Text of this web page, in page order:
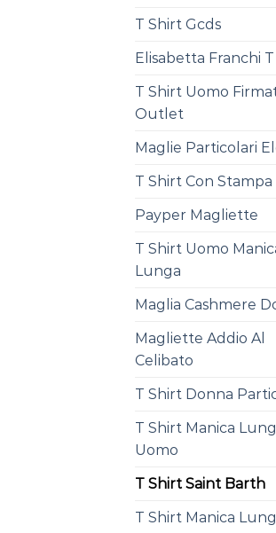
T Shirt Gcds
Elisabetta Franchi
T Shirt Uomo
Outlet
Maglie Particolari
T Shirt Con Stampa
Payper Magliette
T Shirt Uomo
Lunga
Maglia Cashmere
Magliette Addio Al
Celibato
T Shirt Donna
T Shirt Manica
Uomo
T Shirt Saint Barth
T Shirt Manica